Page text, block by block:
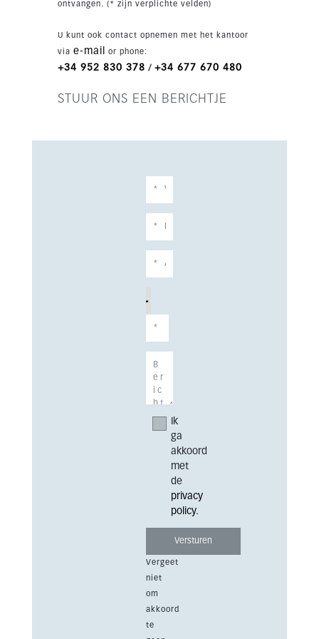
binnen- en buitenzwembaden, een
afgesloten complex voor extra gemoedsrust.
Met het strand, winkels, cafés, restaurants, golf
en andere voorzieningen op korte afstand is dit
investering op een van de meest gewilde
ontvangen. (* zijn verplichte velden)
U kunt ook contact opnemen met het kantoor
via e-mail or phone:
+34 952 830 378 / +34 677 670 480
STUUR ONS EEN BERICHTJE
Ik
ga
akkoord
met
de
privacy
policy.
Vergeet
niet
om
akkoord
te